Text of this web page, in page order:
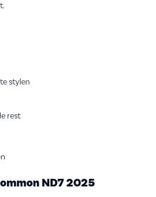
stylen
rest
ND7 2025